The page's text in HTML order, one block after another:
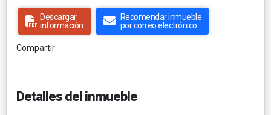
Descargar
información
Recomendar inmueble
por correo electrónico
Compartir
Detalles del inmueble